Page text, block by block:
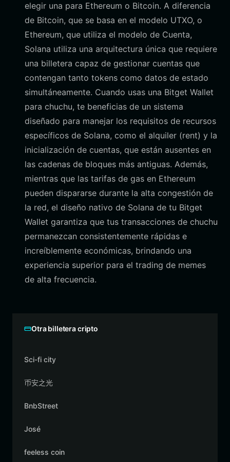
elegir una para Ethereum o Bitcoin. A diferencia
de Bitcoin, que se basa en el modelo UTXO, o
Ethereum, que utiliza el modelo de Cuenta,
Solana utiliza una arquitectura única que requiere
una billetera capaz de gestionar cuentas que
contengan tanto tokens como datos de estado
simultáneamente. Cuando usas una Bitget Wallet
para chuchu, te beneficias de un sistema
diseñado para manejar los requisitos de recursos
específicos de Solana, como el alquiler (rent) y la
inicialización de cuentas, que están ausentes en
las cadenas de bloques más antiguas. Además,
mientras que las tarifas de gas en Ethereum
pueden dispararse durante la alta congestión de
la red, el diseño nativo de Solana de tu Bitget
Wallet garantiza que tus transacciones de chuchu
permanezcan consistentemente rápidas e
increíblemente económicas, brindando una
experiencia superior para el trading de memes
de alta frecuencia.
Otra billetera cripto
Sci-fi city
币安之光
BnbStreet
José
feeless coin